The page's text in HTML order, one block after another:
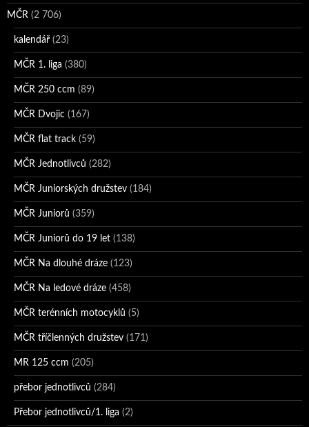
MČR (2 706)
kalendář (23)
MČR 1. liga (380)
MČR 250 ccm (89)
MČR Dvojic (167)
MČR flat track (59)
MČR Jednotlivců (282)
MČR Juniorských družstev (184)
MČR Juniorů (359)
MČR Juniorů do 19 let (138)
MČR Na dlouhé dráze (123)
MČR Na ledové dráze (458)
MČR terénních motocyklů (5)
MČR tříčlenných družstev (171)
MR 125 ccm (205)
přebor jednotlivců (284)
Přebor jednotlivců/1. liga (2)